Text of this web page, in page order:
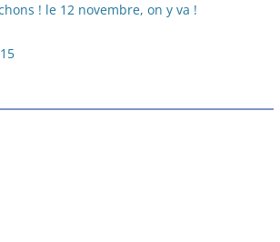
! le 12 novembre, on y va !